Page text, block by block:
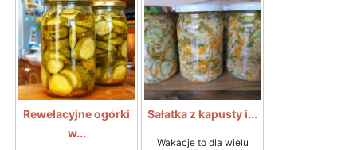
Rewelacyjne ogórki
w...
Sałatka z kapusty i...
Wakacje to dla wielu